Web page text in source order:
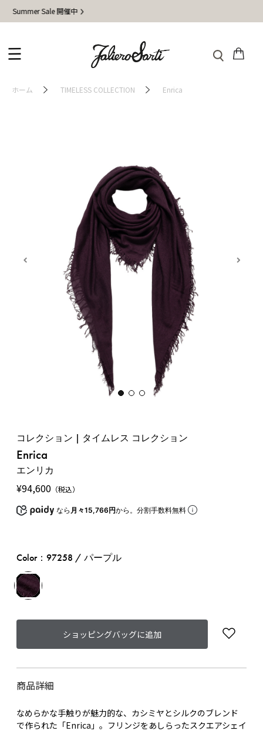
Sale 開催中
ホーム TIMELESS COLLECTION Enrica
コレクション | タイムレス コレクション
Enrica
エンリカ
¥94,600 （税込）
なら 月々15,766円から。分割手数料無料
Color：97258 / パープル
ショッピングバッグに追加
商品詳細
なめらかな手触りが魅力的な、カシミヤとシルクのブレンド
で作られた「Enrica」。フリンジをあしらったスクエアシェイ